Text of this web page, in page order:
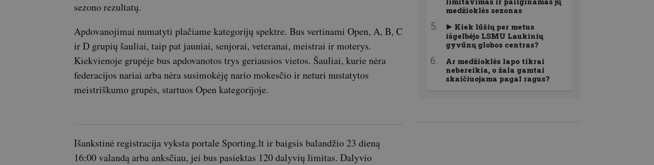
sezono rezultatų.
Apdovanojimai numatyti plačiame kategorijų spektre. Bus vertinami Open, A, B, C
ir D grupių šauliai, taip pat jauniai, senjorai, veteranai, meistrai ir moterys.
Kiekvienoje grupėje bus apdovanotos trys geriausios vietos. Šauliai, kurie nėra
federacijos nariai arba nėra susimokėję nario mokesčio ir neturi nustatytos
meistriškumo grupės, startuos Open kategorijoje.
Išankstinė registracija vyksta portale Sporting.lt ir baigsis balandžio 23 dieną
16:00 valandą arba anksčiau, jei bus pasiektas 120 dalyvių limitas. Dalyvio
medžioklės sezonas
Kiek lūšių per metus
išgelbėjo LSMU Laukinių
gyvūnų globos centras?
Ar medžioklės lapo tikrai
nebereikia, o žala gamtai
skaičiuojama pagal ragus?